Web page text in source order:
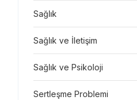
Sağlık
Sağlık ve İletişim
Sağlık ve Psikoloji
Sertleşme Problemi